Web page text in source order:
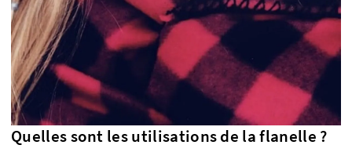
Quelles sont les utilisations de la flanelle ?